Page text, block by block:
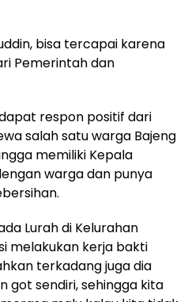
bisa tercapai karena
Pemerintah dan
respon positif dari
salah satu warga Bajeng
memiliki Kepala
warga dan punya
Lurah di Kelurahan
melakukan kerja bakti
terkadang juga dia
got sendiri, sehingga kita